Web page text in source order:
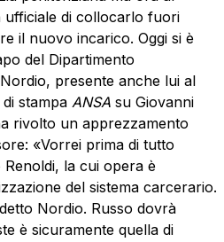
ufficiale di collocarlo fuori
il nuovo incarico. Oggi si è
del Dipartimento
presente anche lui al
stampa ANSAsu Giovanni
rivolto un apprezzamento
«Vorrei prima di tutto
la cui opera è
del sistema carcerario.
Nordio. Russo dovrà
è sicuramente quella di